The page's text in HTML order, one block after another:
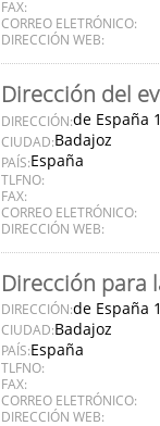
FAX:
CORREO ELETRÓNICO:
DIRECCIÓN WEB:
Dirección del
DIRECCIÓN:de España 1
CIUDAD:Badajoz
PAÍS:España
TLFNO:
FAX:
CORREO ELETRÓNICO:
DIRECCIÓN WEB:
Dirección para
DIRECCIÓN:de España 1
CIUDAD:Badajoz
PAÍS:España
TLFNO:
FAX:
CORREO ELETRÓNICO:
DIRECCIÓN WEB: